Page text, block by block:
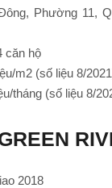
Phường 11,
căn hộ
m2 (số liệu 8/
tháng (số liệu 8/
2018